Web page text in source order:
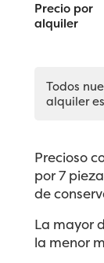
Precio por
alquiler
Todos
alquiler
Precioso
por 7
de
La mayor
la menor